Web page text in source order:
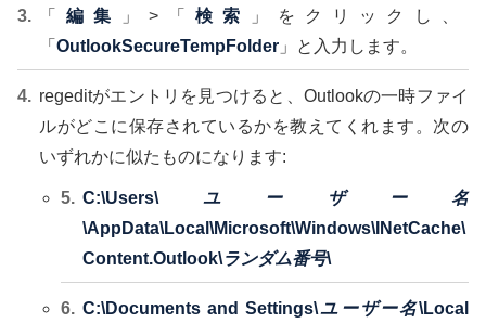
「編集 」>「検索
」をクリックし、
「 OutlookSecureTempFolder 」と入力します。
regeditがエントリを見つけると、Outlookの一時ファイ
ルがどこに保存されているかを教えてくれます。次の
いずれかに似たものになります:
C:\Users\ ユーザー名
\AppData\Local\Microsoft\Windows\INetCache\
Content.Outlook\ランダム番号\
C:\Documents and Settings\ユーザー名\Local